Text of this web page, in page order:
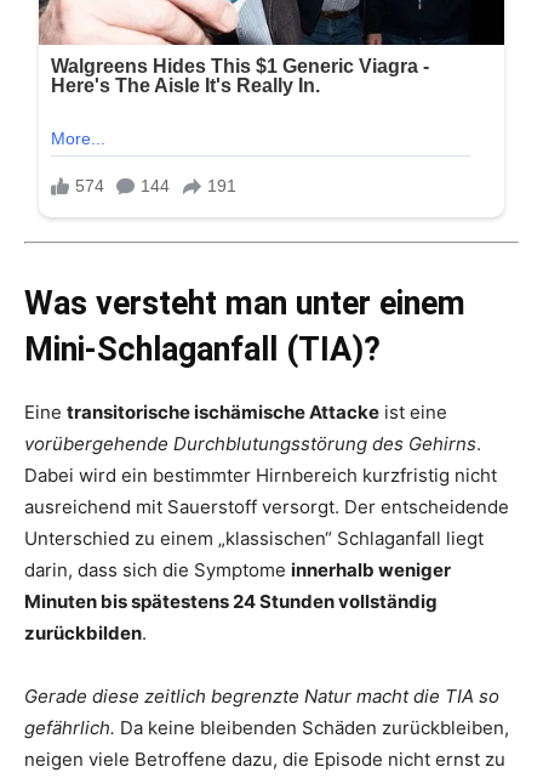
Was versteht man unter einem
Mini-Schlaganfall (TIA)?
Eine transitorische ischämische Attacke ist eine
vorübergehende Durchblutungsstörung des Gehirns.
Dabei wird ein bestimmter Hirnbereich kurzfristig nicht
ausreichend mit Sauerstoff versorgt. Der entscheidende
Unterschied zu einem „klassischen“ Schlaganfall liegt
darin, dass sich die Symptome innerhalb weniger
Minuten bis spätestens 24 Stunden vollständig
zurückbilden.
Gerade diese zeitlich begrenzte Natur macht die TIA so
gefährlich. Da keine bleibenden Schäden zurückbleiben,
neigen viele Betroffene dazu, die Episode nicht ernst zu